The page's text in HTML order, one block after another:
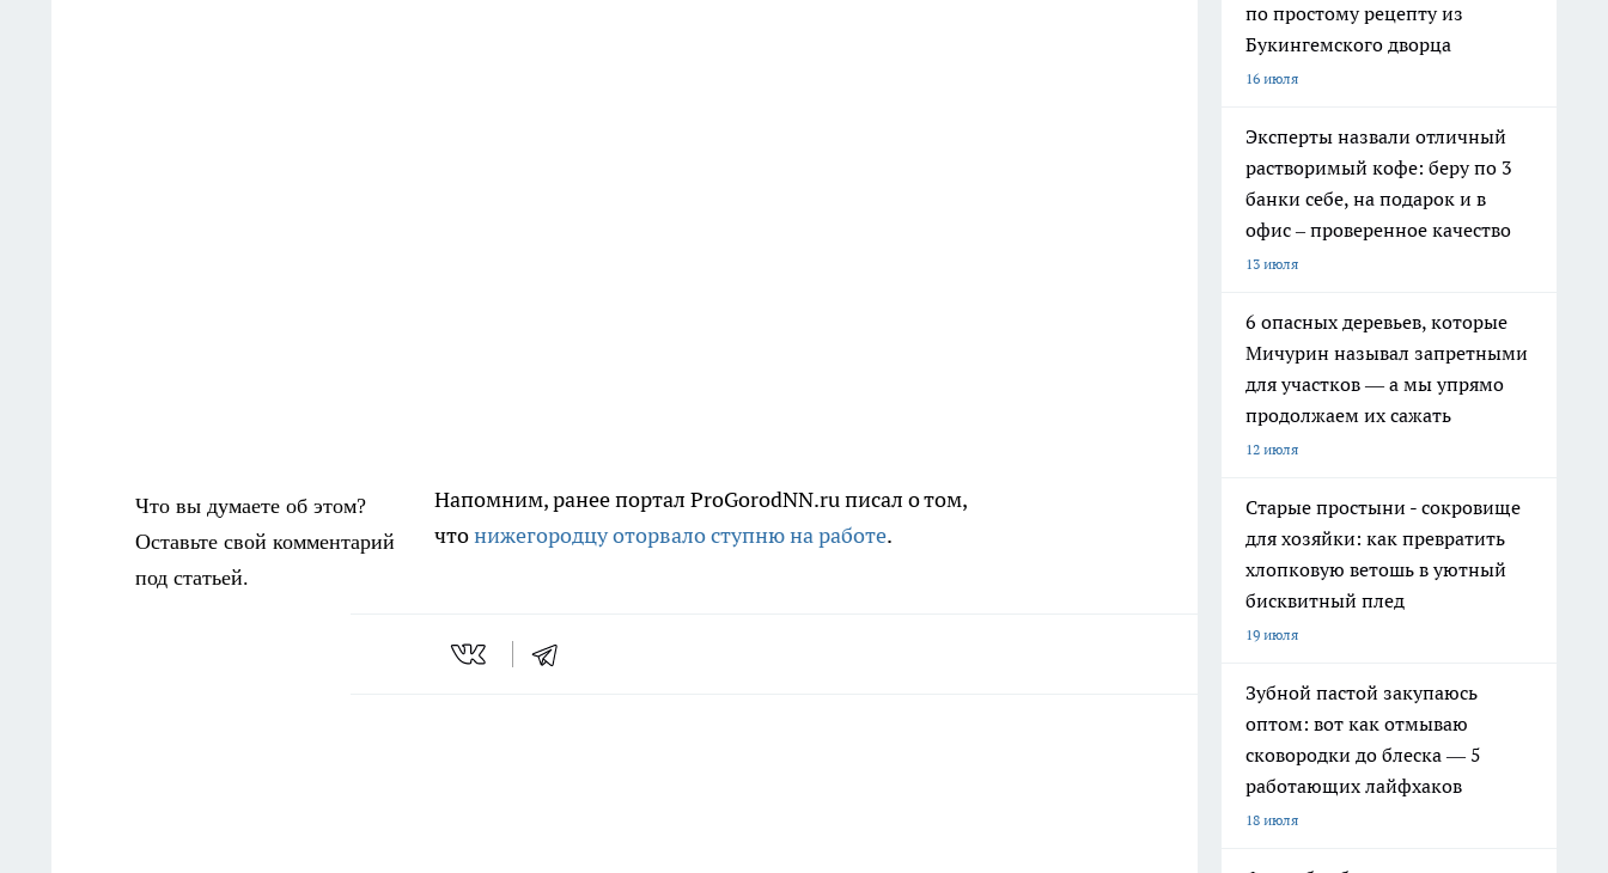
Что вы думаете об этом?
Оставьте свой комментарий
под статьей.
Напомним, ранее портал ProGorodNN.ru писал о том,
чтонижегородцу оторвало ступню на работе.
по простому рецепту из
Букингемского дворца
16 июля
Эксперты назвали отличный
растворимый кофе: беру по 3
банки себе, на подарок и в
офис – проверенное качество
13 июля
6 опасных деревьев, которые
Мичурин называл запретными
для участков — а мы упрямо
продолжаем их сажать
12 июля
Старые простыни - сокровище
для хозяйки: как превратить
хлопковую ветошь в уютный
бисквитный плед
19 июля
Зубной пастой закупаюсь
оптом: вот как отмываю
сковородки до блеска — 5
работающих лайфхаков
18 июля